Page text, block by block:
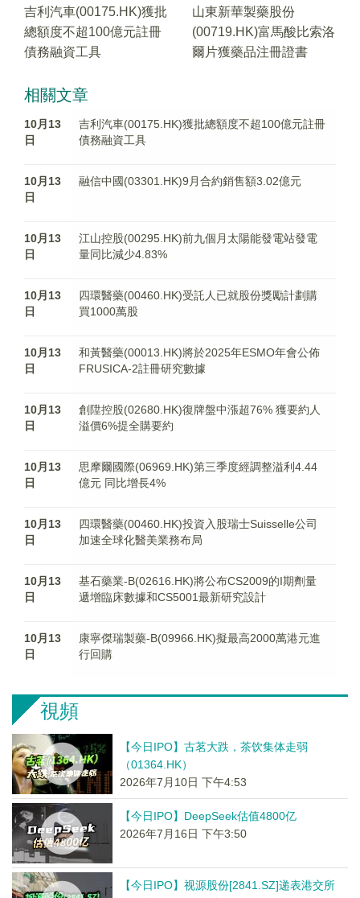
吉利汽車(00175.HK)獲批
總額度不超100億元註冊
債務融資工具
山東新華製藥股份
(00719.HK)富馬酸比索洛
爾片獲藥品注冊證書
相關文章
10月13
日
吉利汽車(00175.HK)獲批總額度不超100億元註冊
債務融資工具
10月13
日
融信中國(03301.HK)9月合約銷售額3.02億元
10月13
日
江山控股(00295.HK)前九個月太陽能發電站發電
量同比減少4.83%
10月13
日
四環醫藥(00460.HK)受託人已就股份獎勵計劃購
買1000萬股
10月13
日
和黃醫藥(00013.HK)將於2025年ESMO年會公佈
FRUSICA-2註冊研究數據
10月13
日
創陞控股(02680.HK)復牌盤中漲超76% 獲要約人
溢價6%提全購要約
10月13
日
思摩爾國際(06969.HK)第三季度經調整溢利4.44
億元 同比增長4%
10月13
日
四環醫藥(00460.HK)投資入股瑞士Suisselle公司
加速全球化醫美業務布局
10月13
日
基石藥業-B(02616.HK)將公布CS2009的I期劑量
遞增臨床數據和CS5001最新研究設計
10月13
日
康寧傑瑞製藥-B(09966.HK)擬最高2000萬港元進
行回購
視頻
【今日IPO】古茗大跌，茶饮集体走弱
（01364.HK）
2026年7月10日 下午4:53
【今日IPO】DeepSeek估值4800亿
2026年7月16日 下午3:50
【今日IPO】视源股份[2841.SZ]递表港交所